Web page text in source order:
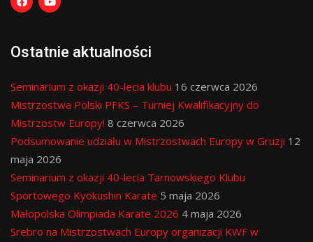
Ostatnie aktualności
Seminarium z okazji 40-lecia klubu 16 czerwca 2026
Mistrzostwa Polski PFKS – Turniej Kwalifikacyjny do
Mistrzostw Europy! 8 czerwca 2026
Podsumowanie udziału w Mistrzostwach Europy w Gruzji 12
maja 2026
Seminarium z okazji 40-lecia Tarnowskiego Klubu
Sportowego Kyokushin Karate 5 maja 2026
Małopolska Olimpiada Karate 2026 4 maja 2026
Srebro na Mistrzostwach Europy organizacji KWF w